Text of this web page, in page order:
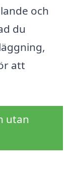
och
du
att
utan